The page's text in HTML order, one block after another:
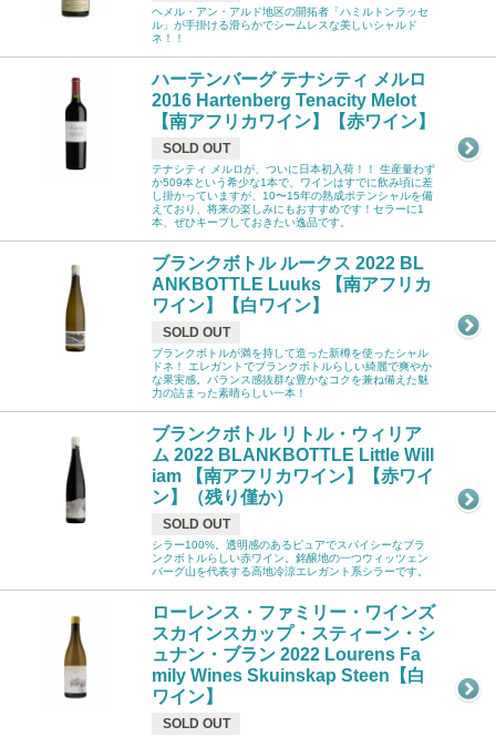
ヘメル・アン・アルド地区の開拓者「ハミルトンラッセ
ル」が手掛ける滑らかでシームレスな美しいシャルド
ネ！！
ハーテンバーグ テナシティ メルロ
2016 Hartenberg Tenacity Melot
【南アフリカワイン】【赤ワイン】
SOLD OUT
テナシティ メルロが、ついに日本初入荷！！ 生産量わず
か509本という希少な1本で、ワインはすでに飲み頃に差
し掛かっていますが、10〜15年の熟成ポテンシャルを備
えており、将来の楽しみにもおすすめです！セラーに1
本、ぜひキープしておきたい逸品です。
ブランクボトル ルークス 2022 BL
ANKBOTTLE Luuks 【南アフリカ
ワイン】【白ワイン】
SOLD OUT
ブランクボトルが満を持して造った新樽を使ったシャル
ドネ！ エレガントでブランクボトルらしい綺麗で爽やか
な果実感。バランス感抜群な豊かなコクを兼ね備えた魅
力の詰まった素晴らしい一本！
ブランクボトル リトル・ウィリア
ム 2022 BLANKBOTTLE Little Will
iam 【南アフリカワイン】【赤ワイ
ン】（残り僅か）
SOLD OUT
シラー100%。透明感のあるピュアでスパイシーなブラ
ンクボトルらしい赤ワイン。銘醸地の一つウィッツェン
バーグ山を代表する高地冷涼エレガント系シラーです。
ローレンス・ファミリー・ワインズ
スカインスカップ・スティーン・シ
ュナン・ブラン 2022 Lourens Fa
mily Wines Skuinskap Steen【白
ワイン】
SOLD OUT